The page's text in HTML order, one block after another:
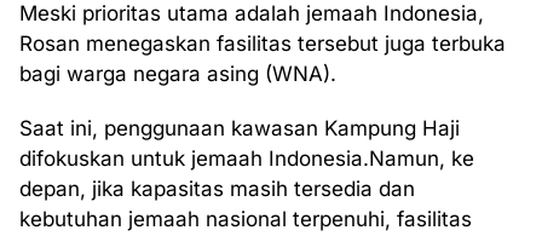
Meski prioritas utama adalah jemaah Indonesia,
Rosan menegaskan fasilitas tersebut juga terbuka
bagi warga negara asing (WNA).
Saat ini, penggunaan kawasan Kampung Haji
difokuskan untuk jemaah Indonesia.Namun, ke
depan, jika kapasitas masih tersedia dan
kebutuhan jemaah nasional terpenuhi, fasilitas